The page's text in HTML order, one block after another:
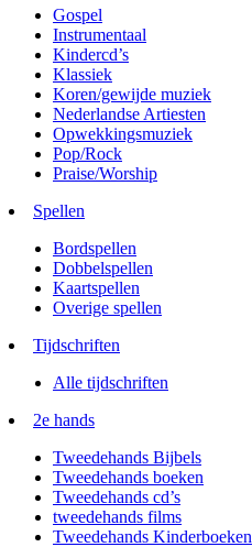
Gospel
Instrumentaal
Kindercd’s
Klassiek
Koren/gewijde muziek
Nederlandse Artiesten
Opwekkingsmuziek
Pop/Rock
Praise/Worship
Spellen
Bordspellen
Dobbelspellen
Kaartspellen
Overige spellen
Tijdschriften
Alle tijdschriften
2e hands
Tweedehands Bijbels
Tweedehands boeken
Tweedehands cd’s
tweedehands films
Tweedehands Kinderboeken